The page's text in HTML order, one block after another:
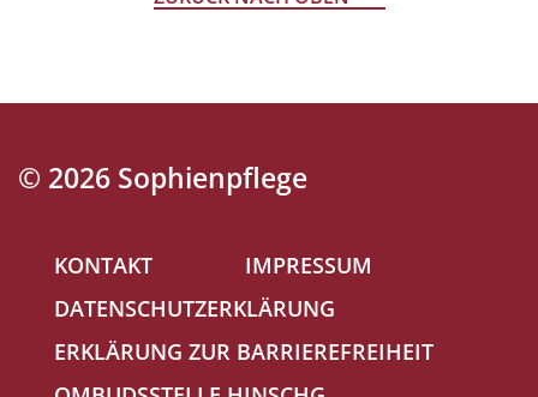
© 2026 Sophienpflege
Navigation
überspringen
KONTAKT
IMPRESSUM
DATENSCHUTZERKLÄRUNG
ERKLÄRUNG ZUR BARRIEREFREIHEIT